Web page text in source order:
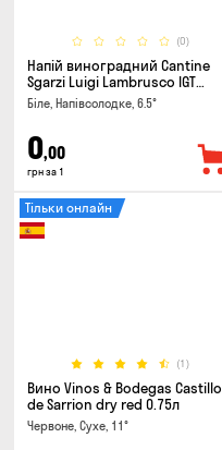
(0)
Напій виноградний Cantine
Sgarzi Luigi Lambrusco IGT
Emilia Bianca Frizziante 0.75л
Біле, Напівсолодке, 6.5°
0,00
грн за 1
(1)
Тільки онлайн
Вино Vinos & Bodegas Castillo
de Sarrion dry red 0.75л
Червоне, Сухе, 11°